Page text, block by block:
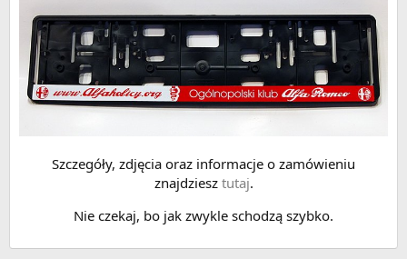
Szczegóły, zdjęcia oraz informacje o zamówieniu
znajdziesz tutaj.
Nie czekaj, bo jak zwykle schodzą szybko.